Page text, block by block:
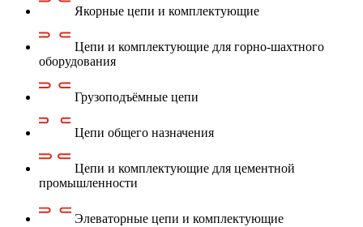
Якорные цепи и комплектующие
Цепи и комплектующие для горно-шахтного
оборудования
Грузоподъёмные цепи
Цепи общего назначения
Цепи и комплектующие для цементной
промышленности
Элеваторные цепи и комплектующие